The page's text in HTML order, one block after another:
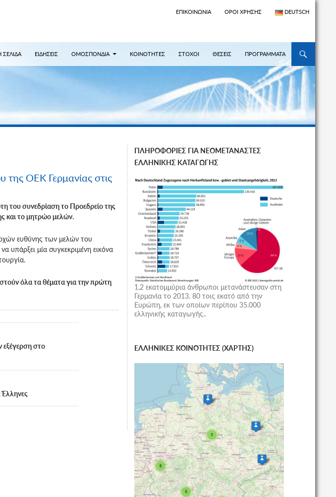
ΕΠΙΚΟΙΝΩΝΊΑ ΌΡΟΙ ΧΡΉΣΗΣ DEUTSCH
ΣΕΛΙΔΑ
ΕΙΔΗΣΕΙΣ ΟΜΟΣΠΟΝΔΙΑ ΚΟΙΝΟΤΗΤΕΣ ΣΤΟΧΟΙ ΘΕΣΕΙΣ ΠΡΟΓΡΑΜΜΑΤΑ
της ΟΕΚ Γερμανίας στις
του συνεδρίαση το Προεδρείο της
και το μητρώο μελών.
ευθύνης των μελών του
υπάρξει μία συγκεκριμένη εικόνα
όλα τα θέματα για την πρώτη
εξέγερση στο
ΠΛΗΡΟΦΟΡΙΕΣ ΓΙΑ ΝΕΟΜΕΤΑΝΑΣΤΕΣ
ΕΛΛΗΝΙΚΗΣ ΚΑΤΑΓΩΓΗΣ
1,2 εκατομμύρια άνθρωποι μετανάστευσαν στη
Γερμανία το 2013. 80 τοις εκατό από την
Ευρώπη, εκ των οποίων περίπου 35.000
ελληνικής καταγωγής..
ΕΛΛΗΝΙΚΕΣ ΚΟΙΝΟΤΗΤΕΣ (ΧΑΡΤΗΣ)